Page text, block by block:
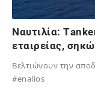
Nαυτιλία:
εταιρείας,
Bελτιώνουν την
#enalios